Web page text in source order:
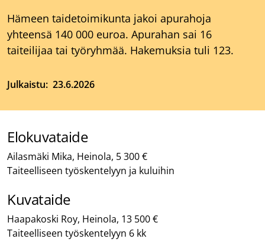
Hämeen taidetoimikunta jakoi apurahoja
yhteensä 140 000 euroa. Apurahan sai 16
taiteilijaa tai työryhmää. Hakemuksia tuli 123.
Julkaistu 23.6.2026
Elokuvataide
Ailasmäki Mika, Heinola, 5 300 €
Taiteelliseen työskentelyyn ja kuluihin
Kuvataide
Haapakoski Roy, Heinola, 13 500 €
Taiteelliseen työskentelyyn 6 kk